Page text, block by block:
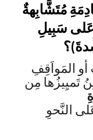
مُتَشَّابِهةٌ
سَبِيلِ
أو المَواَقِفِ
تَميِيزُها مِن
النَّحوِ